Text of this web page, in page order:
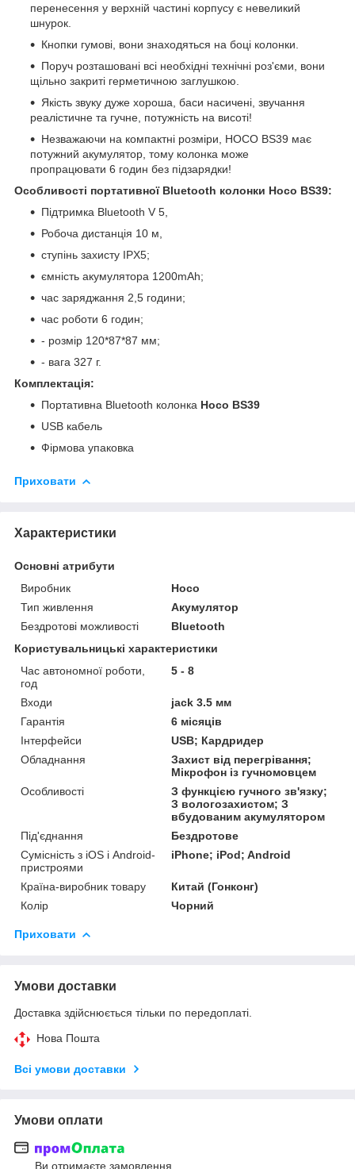
перенесення у верхній частині корпусу є невеликий
шнурок.
Кнопки гумові, вони знаходяться на боці колонки.
Поруч розташовані всі необхідні технічні роз'єми, вони
щільно закриті герметичною заглушкою.
Якість звуку дуже хороша, баси насичені, звучання
реалістичне та гучне, потужність на висоті!
Незважаючи на компактні розміри, HOCO BS39 має
потужний акумулятор, тому колонка може
пропрацювати 6 годин без підзарядки!
Особливості портативної Bluetooth колонки Hoco BS39:
Підтримка Bluetooth V 5,
Робоча дистанція 10 м,
ступінь захисту IPX5;
ємність акумулятора 1200mAh;
час заряджання 2,5 години;
час роботи 6 годин;
- розмір 120*87*87 мм;
- вага 327 г.
Комплектація:
Портативна Bluetooth колонка Hoco BS39
USB кабель
Фірмова упаковка
Приховати
Характеристики
Основні атрибути
Виробник
Hoco
Тип живлення
Акумулятор
Бездротові можливості
Bluetooth
Користувальницькі характеристики
Час автономної роботи,
год
5 - 8
Входи
jack 3.5 мм
Гарантія
6 місяців
Інтерфейси
USB; Кардридер
Обладнання
Захист від перегрівання;
Мікрофон із гучномовцем
Особливості
З функцією гучного зв'язку;
З вологозахистом; З
вбудованим акумулятором
Під'єднання
Бездротове
Сумісність з iOS і Android-
пристроями
iPhone; iPod; Android
Країна-виробник товару
Китай (Гонконг)
Колір
Чорний
Приховати
Умови доставки
Доставка здійснюється тільки по передоплаті.
Нова Пошта
Всі умови доставки
Умови оплати
Ви отримаєте замовлення